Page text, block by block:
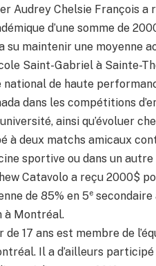
Audrey Chelsie François
d’une somme de
su maintenir une moyenne
Saint-Gabriel à Sainte-
de haute
dans les compétitions
ainsi qu’évoluer
à deux matchs amicaux
sportive ou dans un
Catavolo a reçu 2000$
de 85% en 5e secondaire
à Montréal.
de 17 ans est membre de
Il a d’ailleurs participé